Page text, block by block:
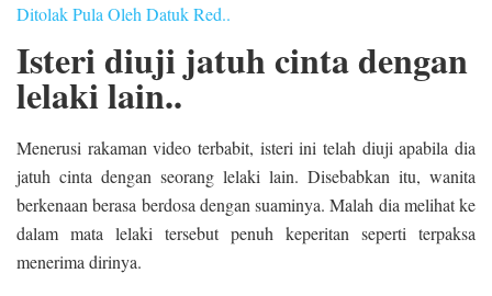
Ditolak Pula Oleh Datuk Red..
Isteri diuji jatuh cinta dengan
lelaki lain..
Menerusi rakaman video terbabit, isteri ini telah diuji apabila dia
jatuh cinta dengan seorang lelaki lain. Disebabkan itu, wanita
berkenaan berasa berdosa dengan suaminya. Malah dia melihat ke
dalam mata lelaki tersebut penuh keperitan seperti terpaksa
menerima dirinya.